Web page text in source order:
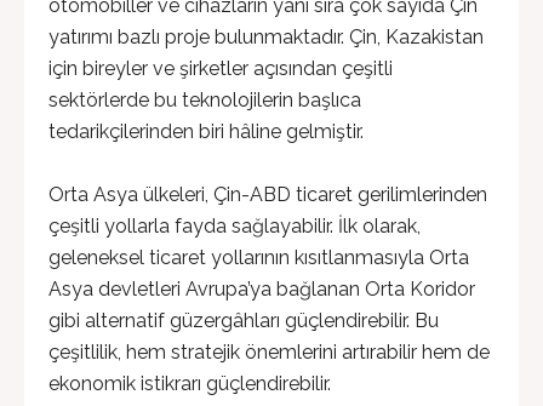
otomobiller ve cihazların yanı sıra çok sayıda Çin
yatırımı bazlı proje bulunmaktadır. Çin, Kazakistan
için bireyler ve şirketler açısından çeşitli
sektörlerde bu teknolojilerin başlıca
tedarikçilerinden biri hâline gelmiştir.
Orta Asya ülkeleri, Çin-ABD ticaret gerilimlerinden
çeşitli yollarla fayda sağlayabilir. İlk olarak,
geleneksel ticaret yollarının kısıtlanmasıyla Orta
Asya devletleri Avrupa’ya bağlanan Orta Koridor
gibi alternatif güzergâhları güçlendirebilir. Bu
çeşitlilik, hem stratejik önemlerini artırabilir hem de
ekonomik istikrarı güçlendirebilir.